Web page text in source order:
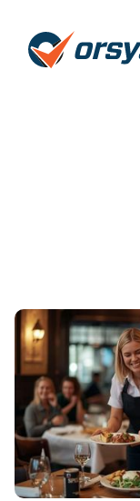
A
érd el,